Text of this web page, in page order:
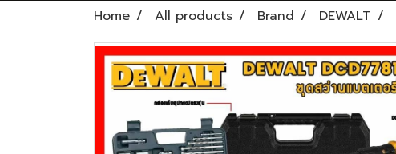
Home All products Brand DEWALT